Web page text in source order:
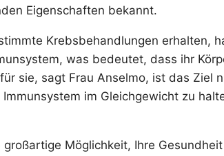
Eigenschaften bekannt.
Krebsbehandlungen erhalten,
was bedeutet, dass ihr
sie, sagt Frau Anselmo, ist das Ziel
Immunsystem im Gleichgewicht zu
großartige Möglichkeit, Ihre